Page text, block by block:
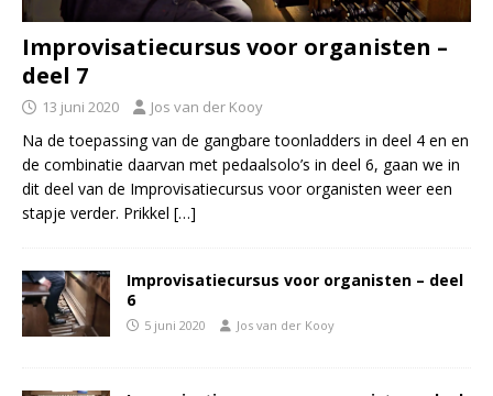
Improvisatiecursus voor organisten –
deel 7
13 juni 2020 Jos van der Kooy
Na de toepassing van de gangbare toonladders in deel 4 en en
de combinatie daarvan met pedaalsolo’s in deel 6, gaan we in
dit deel van de Improvisatiecursus voor organisten weer een
stapje verder. Prikkel […]
Improvisatiecursus voor organisten – deel
6
5 juni 2020 Jos van der Kooy